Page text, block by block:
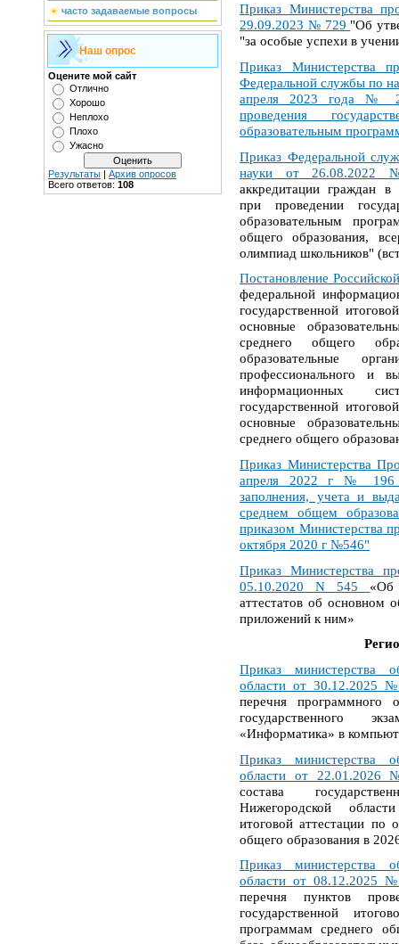
часто задаваемые вопросы
Наш опрос
Оцените мой сайт
Отлично
Хорошо
Неплохо
Плохо
Ужасно
Результаты | Архив опросов
Всего ответов: 108
Приказ Министерства
29.09.2023 № 729 "Об
"за особые успехи в
Приказ Министерства
Федеральной службы по
апреля 2023 года №
проведения
образовательным
Приказ Федеральной
науки от
аккредитации граждан в
при проведении
образовательным
общего образования,
олимпиад школьников"
Постановление
федеральной
государственной
основные
среднего общего
образовательные
профессионального и
информационных
государственной
основные
среднего общего
Приказ Министерства
апреля 2022 г № 196
заполнения, учета и
среднем общем
приказом Министерства
октября 2020 г №546"
Приказ Министерства
05.10.2020 N 545 «Об
аттестатов об основном
приложений к ним»
Приказ министерства
области от 30.12.2025
перечня программного
государственного
«Информатика» в
Приказ министерства
области от
состава
Нижегородской
итоговой аттестации по
общего образования в
Приказ министерства
области от 08.12.2025
перечня пунктов
государственной
программам среднего